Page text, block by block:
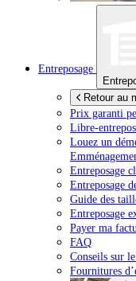
Entreposage
Retour au
Prix garanti
Libre-
Louez un
Entreposage
Entreposage
Guide des
Entreposage
Payer ma
FAQ
Conseils sur
Fournitures